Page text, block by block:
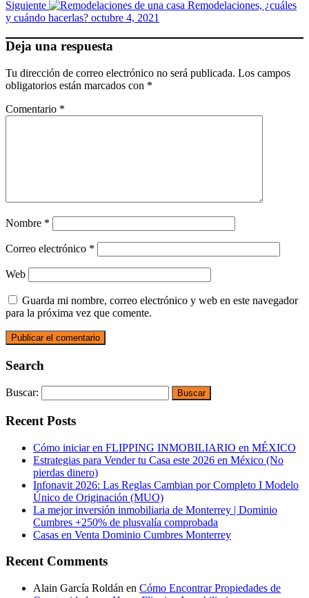
Siguiente
Remodelaciones, ¿cuáles
y cuándo hacerlas? octubre 4, 2021
Deja una respuesta
Tu dirección de correo electrónico no será publicada. Los campos
obligatorios están marcados con *
Comentario *
Nombre *
Correo electrónico *
Web
Guarda mi nombre, correo electrónico y web en este navegador
para la próxima vez que comente.
Search
Buscar:
Recent Posts
Cómo iniciar en FLIPPING INMOBILIARIO en MÉXICO
Estrategias para Vender tu Casa este 2026 en México (No
pierdas dinero)
Infonavit 2026: Las Reglas Cambian por Completo I Modelo
Único de Originación (MUO)
La mejor inversión inmobiliaria de Monterrey | Dominio
Cumbres +250% de plusvalía comprobada
Casas en Venta Dominio Cumbres Monterrey
Recent Comments
Alain García Roldán en Cómo Encontrar Propiedades de